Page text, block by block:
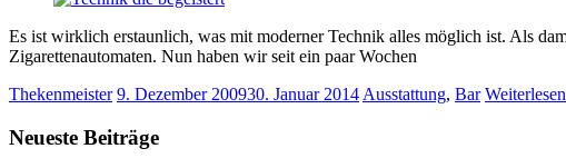
Es ist wirklich erstaunlich, was mit moderner Technik alles möglich ist. Als
Zigarettenautomaten. Nun haben wir seit ein paar Wochen
Thekenmeister 9. Dezember 200930. Januar 2014 Ausstattung, Bar Weiterlesen
Neueste Beiträge